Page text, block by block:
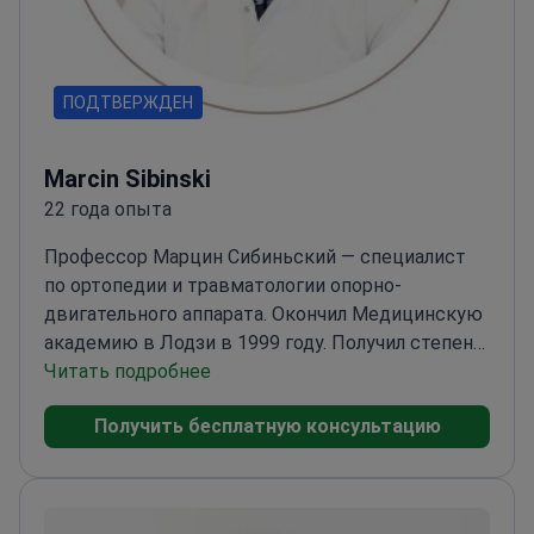
ПОДТВЕРЖДЕН
Marcin Sibinski
22 года опыта
Профессор Марцин Сибиньский — специалист
по ортопедии и травматологии опорно-
двигательного аппарата. Окончил Медицинскую
академию в Лодзи в 1999 году. Получил степень
доктора (PhD) в 2004 году и прошёл
хабилитацию (DSc) в 2010-м. Звание профессора
— с 2014 года. Проходил международные
Великобритании. Лечит взрослых и детей,
Читать подробнее
Получить бесплатную консультацию